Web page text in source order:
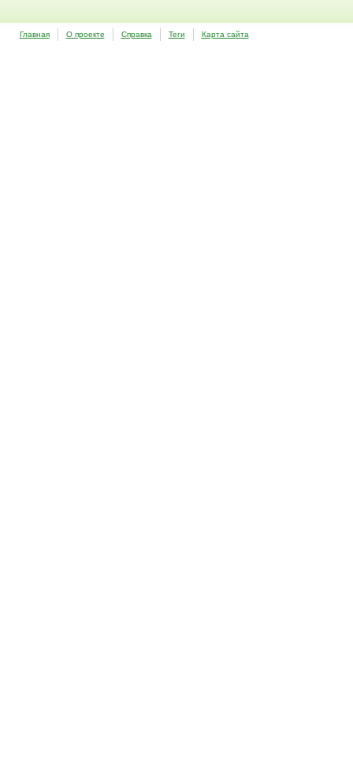
Главная О проекте Справка Теги Карта сайта